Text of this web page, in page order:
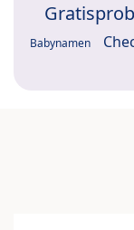
Babynamen